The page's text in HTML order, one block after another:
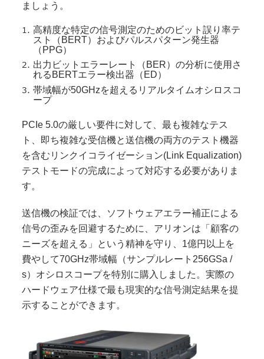
ましょう。
高精度な特定の信号測定のためのビット誤り率テ
スト（BERT）およびパルスパターン発生器
（PPG）
出力ビットエラーレート（BER）の分析に使用さ
れるBERTエラー検出器（ED）
帯域幅が50GHzを超えるリアルタイムオシロスコ
ープ
PCIe 5.0の厳しい要件に対して、最も複雑なテス
ト、即ち複雑な受信機と送信機の両方のテスト機器
を含むリンクイコライゼーション(Link Equalization)
テストモードの完成によって対応する必要がありま
す。
送信機の検証では、ソフトウェアエラー補正による
信号の歪みを回避するために、アリオンは「顧客の
ニーズを超える」という精神を守り、1億円以上を
費やして70GHz帯域幅（サンプルレート256GSa /
s）オシロスコープを特別に購入しました。実際の
ハードウェア仕様で最も現実的な信号測定結果を提
示することができます。